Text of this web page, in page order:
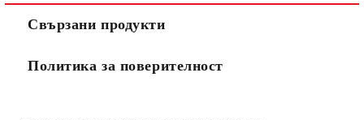
Свързани продукти
Политика за поверителност